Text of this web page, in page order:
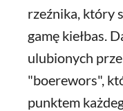
rzeźnika, który
gamę kiełbas.
ulubionych
"boerewors",
punktem